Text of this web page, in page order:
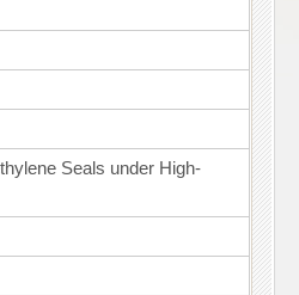
Seals under High-